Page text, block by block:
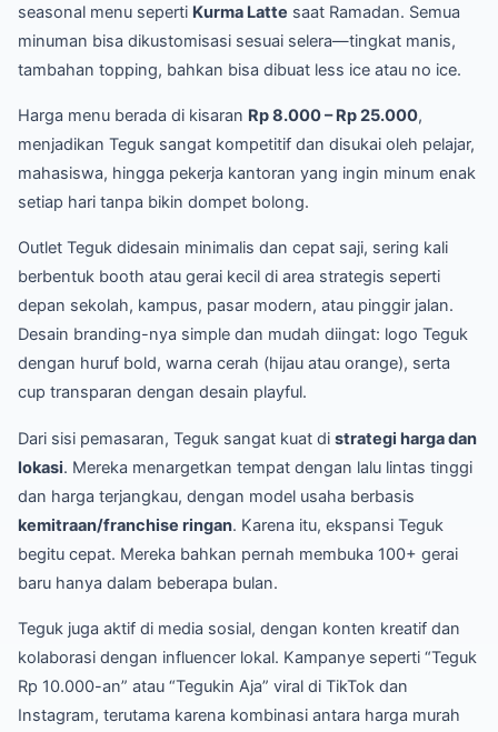
seasonal menu seperti Kurma Latte saat Ramadan. Semua
minuman bisa dikustomisasi sesuai selera—tingkat manis,
tambahan topping, bahkan bisa dibuat less ice atau no ice.
Harga menu berada di kisaran Rp 8.000 – Rp 25.000,
menjadikan Teguk sangat kompetitif dan disukai oleh pelajar,
mahasiswa, hingga pekerja kantoran yang ingin minum enak
setiap hari tanpa bikin dompet bolong.
Outlet Teguk didesain minimalis dan cepat saji, sering kali
berbentuk booth atau gerai kecil di area strategis seperti
depan sekolah, kampus, pasar modern, atau pinggir jalan.
Desain branding-nya simple dan mudah diingat: logo Teguk
dengan huruf bold, warna cerah (hijau atau orange), serta
cup transparan dengan desain playful.
Dari sisi pemasaran, Teguk sangat kuat di strategi harga dan
lokasi. Mereka menargetkan tempat dengan lalu lintas tinggi
dan harga terjangkau, dengan model usaha berbasis
kemitraan/franchise ringan. Karena itu, ekspansi Teguk
begitu cepat. Mereka bahkan pernah membuka 100+ gerai
baru hanya dalam beberapa bulan.
Teguk juga aktif di media sosial, dengan konten kreatif dan
kolaborasi dengan influencer lokal. Kampanye seperti “Teguk
Rp 10.000-an” atau “Tegukin Aja” viral di TikTok dan
Instagram, terutama karena kombinasi antara harga murah